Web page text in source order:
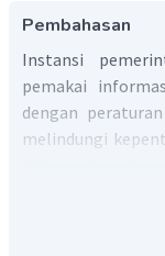
Pembahasan
Instansi
pemakai
dengan
melindungi
akuntansi
pajak dan